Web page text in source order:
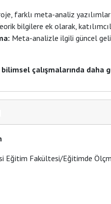
farklı meta-analiz
bilgilere ek olarak,
Meta-analizle ilgili güncel
bilimsel çalışmalarında
Eğitim Fakültesi/Eğitimde